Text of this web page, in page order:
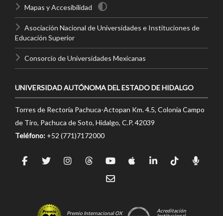
Mapas y Accesibilidad
Asociación Nacional de Universidades e Instituciones de
Educación Superior
Consorcio de Universidades Mexicanas
UNIVERSIDAD AUTÓNOMA DEL ESTADO DE HIDALGO
Torres de Rectoría Pachuca-Actopan Km. 4.5, Colonia Campo
de Tiro, Pachuca de Soto, Hidalgo, C.P. 42039
Teléfono: +52 (771)7172000
Premio Internacional OX
Acreditación